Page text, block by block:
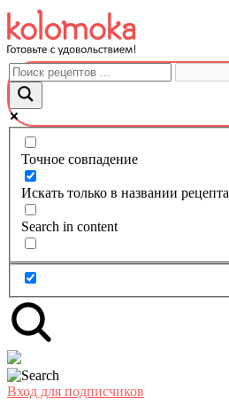
Перейти
к
контенту
Точное совпадение
Искать только в названии рецепта
Search in content
Вход для подписчиков